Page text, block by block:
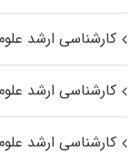
کارشناسی ارشد
کارشناسی ارشد
کارشناسی ارشد